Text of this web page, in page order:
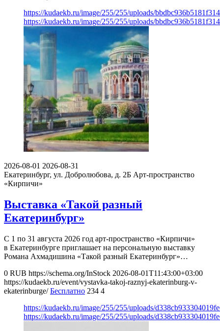
https://kudaekb.ru/image/255/255/uploads/
https://kudaekb.ru/image/255/255/uploads/
2026-08-01 2026-08-31
Екатеринбург, ул. Добролюбова, д. 2Б Арт-пространство
«Кирпичи»
Выставка «Такой разный
Екатеринбург»
С 1 по 31 августа 2026 год арт-пространство «Кирпичи»
в Екатеринбурге приглашает на персональную выставку
Романа Ахмадишина «Такой разный Екатеринбург»…
0 RUB https://schema.org/InStock 2026-08-01T11:43:00+03:00
https://kudaekb.ru/event/vystavka-takoj-raznyj-ekaterinburg-v-
ekaterinburge/ Бесплатно 234 4
https://kudaekb.ru/image/255/255/uploads/
https://kudaekb.ru/image/255/255/uploads/